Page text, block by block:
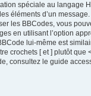
spéciale au langage
éléments d’un
les BBCodes, vous
en utilisant l’option
lui-même est
crochets [ et ] plutôt que
consultez le guide